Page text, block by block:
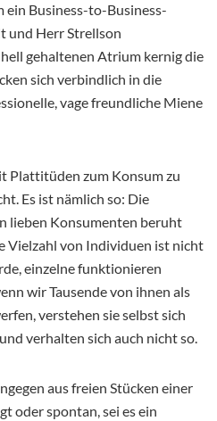
ein Business-to-Business-
und Herr Strellson
gehaltenen Atrium kernig die
sich verbindlich in die
vage freundliche Miene
Plattitüden zum Konsum zu
Es ist nämlich so: Die
lieben Konsumenten beruht
Vielzahl von Individuen ist nicht
einzelne funktionieren
wir Tausende von ihnen als
verstehen sie selbst sich
verhalten sich auch nicht so.
aus freien Stücken einer
oder spontan, sei es ein